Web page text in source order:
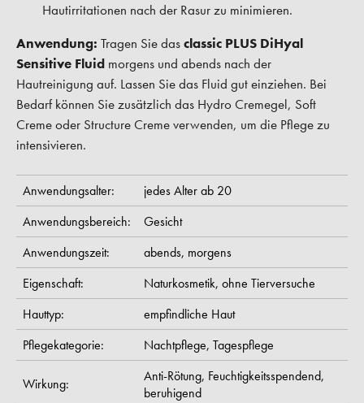
Hautirritationen nach der Rasur zu minimieren.
Anwendung: Tragen Sie dasclassic PLUS DiHyal
Sensitive Fluid morgens und abends nach der
Hautreinigung auf. Lassen Sie das Fluid gut einziehen. Bei
Bedarf können Sie zusätzlich das Hydro Cremegel, Soft
Creme oder Structure Creme verwenden, um die Pflege zu
intensivieren.
Anwendungsalter:
jedes Alter ab 20
Anwendungsbereich:
Gesicht
Anwendungszeit:
abends, morgens
Eigenschaft:
Naturkosmetik, ohne Tierversuche
Hauttyp:
empfindliche Haut
Pflegekategorie:
Nachtpflege, Tagespflege
Wirkung: Anti-Rötung, Feuchtigkeitsspendend,
beruhigend